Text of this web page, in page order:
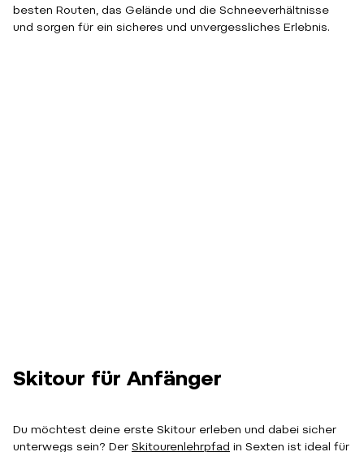
besten Routen, das Gelände und die Schneeverhältnisse
und sorgen für ein sicheres und unvergessliches Erlebnis.
Skitour für Anfänger
Du möchtest deine erste Skitour erleben und dabei sicher
unterwegs sein? Der Skitourenlehrpfad in Sexten ist ideal für